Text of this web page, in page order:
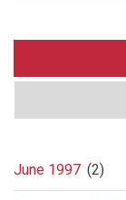
June 1997 (2)